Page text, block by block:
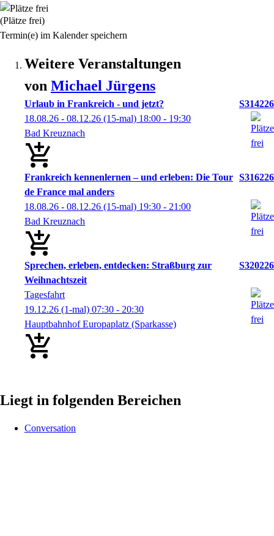
(Plätze frei)
Termin(e) im Kalender speichern
Weitere Veranstaltungen
von Michael Jürgens
Urlaub in Frankreich - und jetzt?
S314226
18.08.26 - 08.12.26 (15-mal) 18:00 - 19:30
Bad Kreuznach
Frankreich kennenlernen – und erleben: Die Tour
de France mal anders
S316226
18.08.26 - 08.12.26 (15-mal) 19:30 - 21:00
Bad Kreuznach
Sprechen, erleben, entdecken: Straßburg zur
Weihnachtszeit
S320226
Tagesfahrt
19.12.26 (1-mal) 07:30 - 20:30
Hauptbahnhof Europaplatz (Sparkasse)
Liegt in folgenden Bereichen
Conversation